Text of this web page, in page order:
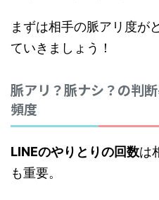
まずは相手の脈アリ度が
ていきましょう！
脈アリ？脈ナシ？の判
頻度
LINEのやりとりの回数は
も重要。